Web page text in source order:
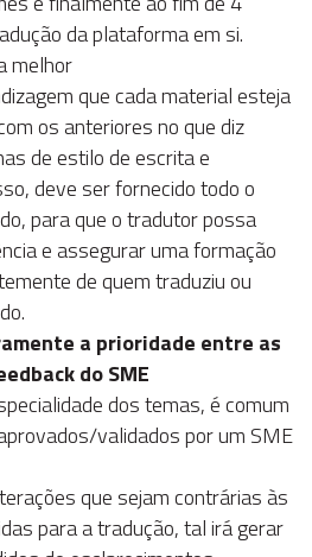
da plataforma em si.
melhor
que cada material esteja
os anteriores no que diz
de estilo de escrita e
deve ser fornecido todo o
para que o tradutor possa
e assegurar uma formação
de quem traduziu ou
a prioridade entre as
do SME
dos temas, é comum
validados por um SME
que sejam contrárias às
para a tradução, tal irá gerar